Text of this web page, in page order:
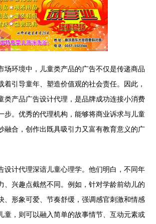
场环境中，儿童类产品的广告不仅是传递商品
着引导童年、塑造价值观的社会责任。因此，
类产品广告设计代理，是品牌成功连接小消费
步。优秀的代理机构，能够将商业诉求与儿童
融合，创作出既具吸引力又富有教育意义的广
设计代理深谙儿童心理学。他们明白，不同年
、兴趣点截然不同。例如，针对学龄前幼儿的
、形象可爱、节奏舒缓，强调感官刺激和情感
童，则可以融入简单的故事情节、互动元素或